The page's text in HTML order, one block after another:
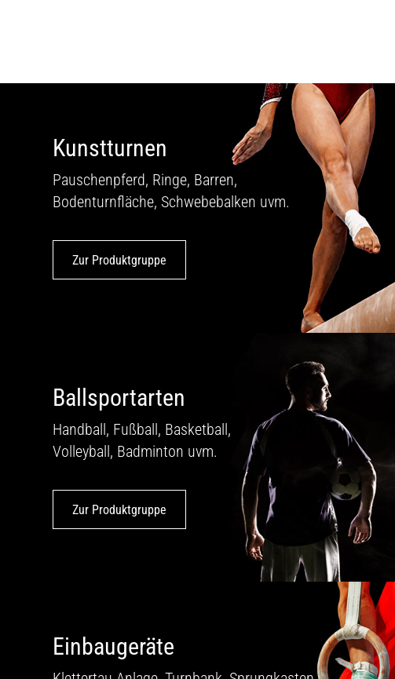
Kunstturnen
Pauschenpferd, Ringe, Barren,
Bodenturnfläche, Schwebebalken uvm.
Zur Produktgruppe
Ballsportarten
Handball, Fußball, Basketball,
Volleyball, Badminton uvm.
Zur Produktgruppe
Einbaugeräte